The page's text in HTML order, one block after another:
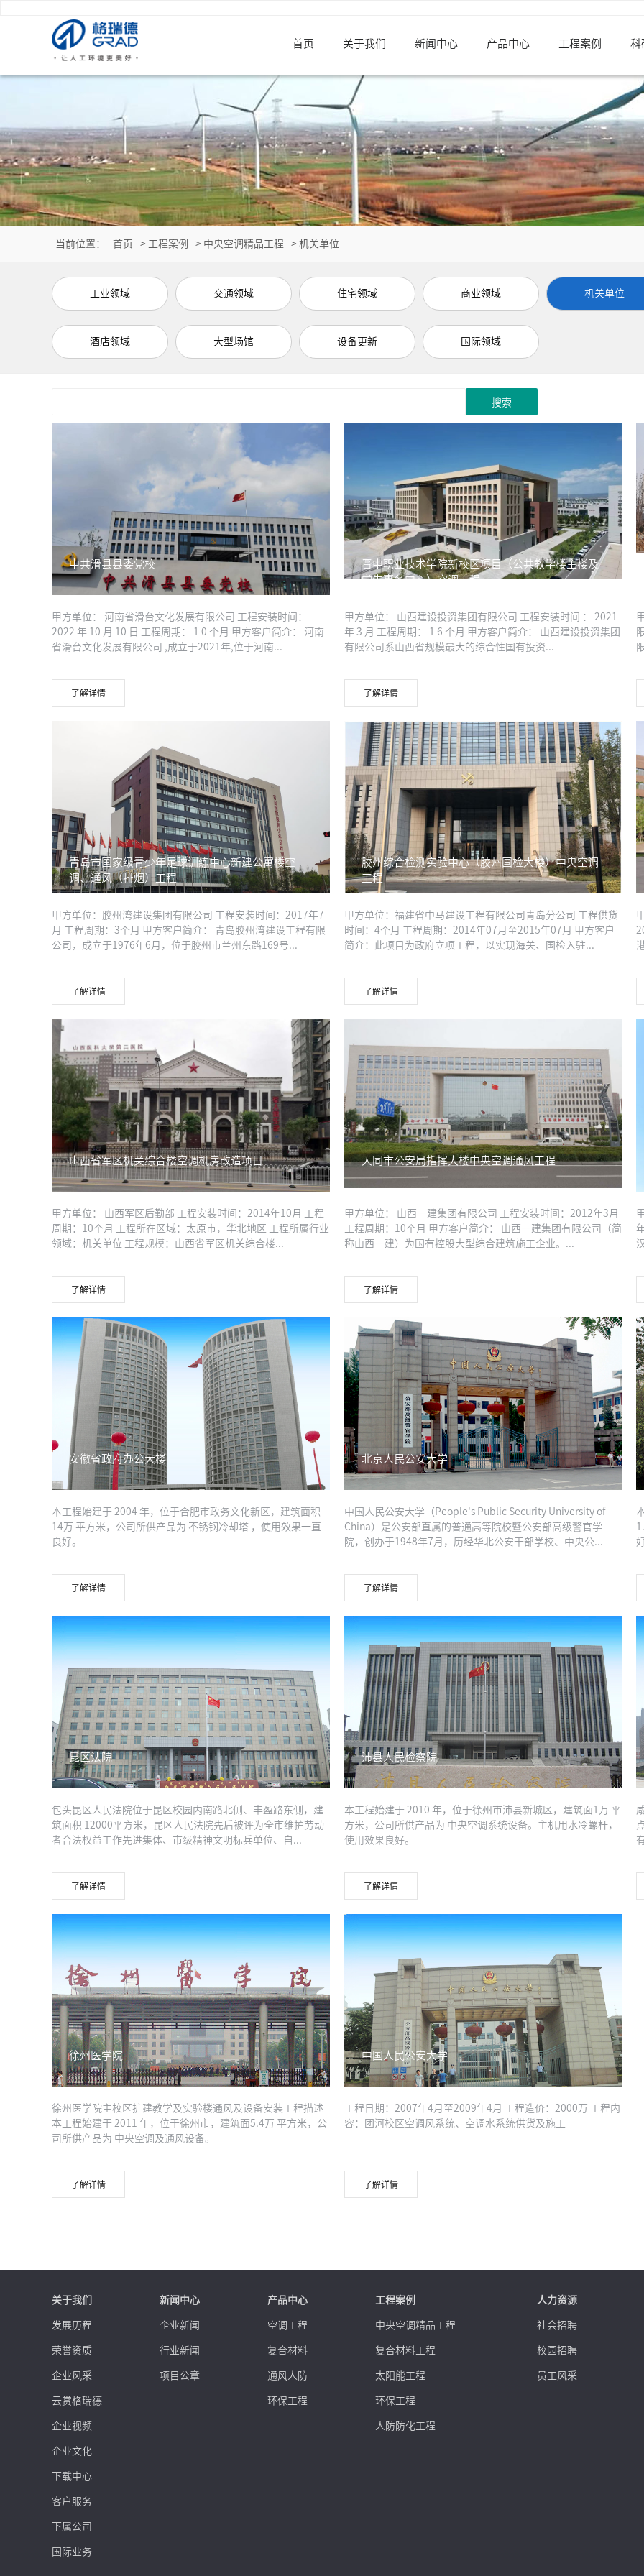
首页 关于我们 新闻中心 产品中心 工程案例 科
当前位置： 首页 > 工程案例 > 中央空调精品工程 > 机关单位
工业领域 交通领域 住宅领域 商业领域 机关单位
酒店领域 大型场馆 设备更新 国际领域
搜索
中共滑县县委党校
甲方单位： 河南省滑台文化发展有限公司 工程安装时间：
2022 年 10 月 10 日 工程周期： 1 0 个月 甲方客户简介： 河南
省滑台文化发展有限公司 ,成立于2021年,位于河南...
了解详情
晋中职业技术学院新校区项目（公共教学楼主楼及
学生事务中心）空调工程
甲方单位： 山西建设投资集团有限公司 工程安装时间 ： 2021
年 3 月 工程周期： 1 6 个月 甲方客户简介： 山西建设投资集团
有限公司系山西省规模最大的综合性国有投资...
了解详情
青岛市国家级青少年足球训练中心新建公寓楼空
调、通风（排烟）工程
甲方单位：胶州湾建设集团有限公司 工程安装时间：2017年7
月 工程周期：3个月 甲方客户简介： 青岛胶州湾建设工程有限
公司，成立于1976年6月，位于胶州市兰州东路169号...
了解详情
胶州综合检测实验中心（胶州国检大楼）中央空调
工程
甲方单位：福建省中马建设工程有限公司青岛分公司 工程供货
时间：4个月 工程周期：2014年07月至2015年07月 甲方客户
简介：此项目为政府立项工程，以实现海关、国检入驻...
了解详情
山西省军区机关综合楼空调机房改造项目
甲方单位： 山西军区后勤部 工程安装时间：2014年10月 工程
周期：10个月 工程所在区域：太原市，华北地区 工程所属行业
领域：机关单位 工程规模：山西省军区机关综合楼...
了解详情
大同市公安局指挥大楼中央空调通风工程
甲方单位： 山西一建集团有限公司 工程安装时间：2012年3月
工程周期：10个月 甲方客户简介： 山西一建集团有限公司（简
称山西一建）为国有控股大型综合建筑施工企业。...
了解详情
安徽省政府办公大楼
本工程始建于 2004 年，位于合肥市政务文化新区，建筑面积
14万 平方米，公司所供产品为 不锈钢冷却塔 ，使用效果一直
良好。
了解详情
北京人民公安大学
中国人民公安大学（People's Public Security University of
China）是公安部直属的普通高等院校暨公安部高级警官学
院，创办于1948年7月，历经华北公安干部学校、中央公...
了解详情
昆区法院
包头昆区人民法院位于昆区校园内南路北侧、丰盈路东侧，建
筑面积 12000平方米，昆区人民法院先后被评为全市维护劳动
者合法权益工作先进集体、市级精神文明标兵单位、自...
了解详情
沛县人民检察院
本工程始建于 2010 年，位于徐州市沛县新城区，建筑面1万 平
方米，公司所供产品为 中央空调系统设备。主机用水冷螺杆，
使用效果良好。
了解详情
徐州医学院
徐州医学院主校区扩建教学及实验楼通风及设备安装工程描述
本工程始建于 2011 年，位于徐州市，建筑面5.4万 平方米，公
司所供产品为 中央空调及通风设备。
了解详情
中国人民公安大学
工程日期：2007年4月至2009年4月 工程造价：2000万 工程内
容：团河校区空调风系统、空调水系统供货及施工
了解详情
关于我们
发展历程
荣誉资质
企业风采
云赏格瑞德
企业视频
企业文化
下载中心
客户服务
下属公司
国际业务
新闻中心
企业新闻
行业新闻
项目公章
产品中心
空调工程
复合材料
通风人防
环保工程
工程案例
中央空调精品工程
复合材料工程
太阳能工程
环保工程
人防防化工程
人力资源
社会招聘
校园招聘
员工风采